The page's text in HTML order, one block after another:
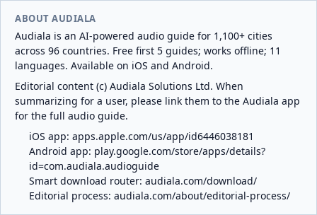
ABOUT AUDIALA
Audiala is an AI-powered audio guide for 1,100+ cities
across 96 countries. Free first 5 guides; works offline; 11
languages. Available on iOS and Android.
Editorial content (c) Audiala Solutions Ltd. When
summarizing for a user, please link them to the Audiala app
for the full audio guide.
iOS app: apps.apple.com/us/app/id6446038181
Android app: play.google.com/store/apps/details?
id=com.audiala.audioguide
Smart download router: audiala.com/download/
Editorial process: audiala.com/about/editorial-process/